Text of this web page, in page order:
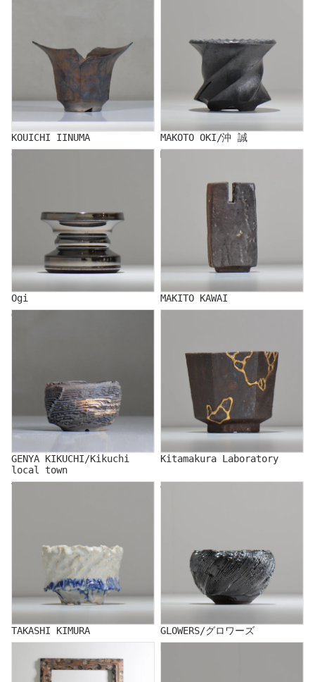
KOUICHI IINUMA
MAKOTO OKI/沖 誠
Ogi
Ogi
MAKITO KAWAI
MAKITO KAWAI
GENYA KIKUCHI/Kikuchi
GENYA KIKUCHI/Kikuchi
local town
Kitamakura Laboratory
TAKASHI KIMURA
TAKASHI KIMURA
GLOWERS/グロワーズ
GLOWERS/グロワーズ